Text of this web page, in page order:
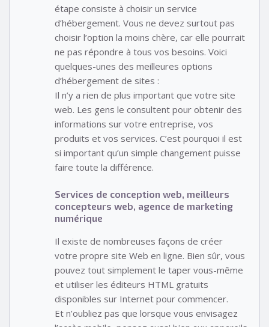
étape consiste à choisir un service
d’hébergement. Vous ne devez surtout pas
choisir l’option la moins chère, car elle pourrait
ne pas répondre à tous vos besoins. Voici
quelques-unes des meilleures options
d’hébergement de sites :
Il n’y a rien de plus important que votre site
web. Les gens le consultent pour obtenir des
informations sur votre entreprise, vos
produits et vos services. C’est pourquoi il est
si important qu’un simple changement puisse
faire toute la différence.
Services de conception web, meilleurs
concepteurs web, agence de marketing
numérique
Il existe de nombreuses façons de créer
votre propre site Web en ligne. Bien sûr, vous
pouvez tout simplement le taper vous-même
et utiliser les éditeurs HTML gratuits
disponibles sur Internet pour commencer.
Et n’oubliez pas que lorsque vous envisagez